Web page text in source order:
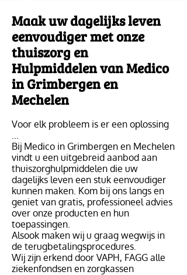
Maak uw dagelijks leven
eenvoudiger met onze
thuiszorg en
Hulpmiddelen van Medico
in Grimbergen en
Mechelen
Voor elk probleem is er een oplossing
...
Bij Medico in Grimbergen en Mechelen
vindt u een uitgebreid aanbod aan
thuiszorghulpmiddelen die uw
dagelijks leven een stuk eenvoudiger
kunnen maken. Kom bij ons langs en
geniet van gratis, professioneel advies
over onze producten en hun
toepassingen.
Alsook maken wij u graag wegwijs in
de terugbetalingsprocedures.
Wij zijn erkend door VAPH, FAGG alle
ziekenfondsen en zorgkassen